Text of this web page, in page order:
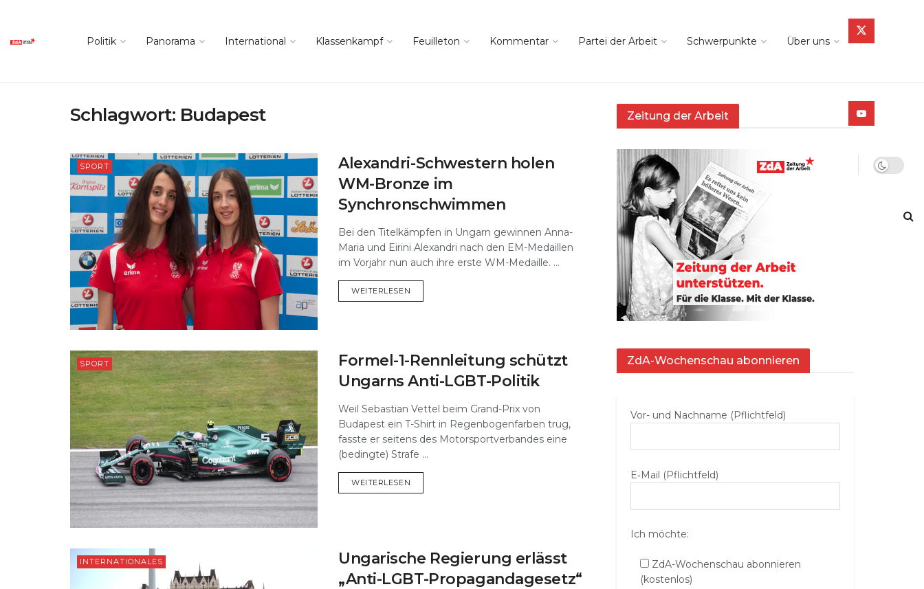
Politik Panorama International Klassenkampf Feuilleton Kommentar Partei der Arbeit Schwerpunkte Über uns
Schlagwort: Budapest
SPORT
Alexandri-Schwestern holen
WM-Bronze im
Synchronschwimmen
Bei den Titelkämpfen in Ungarn gewinnen Anna-
Maria und Eirini Alexandri nach den EM-Medaillen
im Vorjahr nun auch ihre erste WM-Medaille. ...
WEITERLESEN
SPORT
Formel-1-Rennleitung schützt
Ungarns Anti-LGBT-Politik
Weil Sebastian Vettel beim Grand-Prix von
Budapest ein T-Shirt in Regenbogenfarben trug,
fasste er seitens des Motorsportverbandes eine
(bedingte) Strafe ...
WEITERLESEN
INTERNATIONALES
Ungarische Regierung erlässt
„Anti-LGBT-Propagandagesetz“
Zeitung der Arbeit
ZdA-Wochenschau abonnieren
Vor- und Nachname (Pflichtfeld)
E‑Mail (Pflichtfeld)
Ich möchte:
ZdA-Wochenschau abonnieren
(kostenlos)